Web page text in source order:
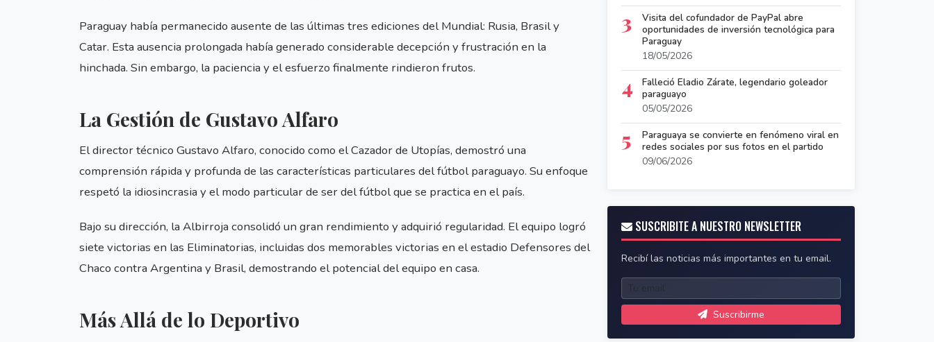
Paraguay había permanecido ausente de las últimas tres ediciones del Mundial: Rusia, Brasil y
Catar. Esta ausencia prolongada había generado considerable decepción y frustración en la
hinchada. Sin embargo, la paciencia y el esfuerzo finalmente rindieron frutos.
La Gestión de Gustavo Alfaro
El director técnico Gustavo Alfaro, conocido como el Cazador de Utopías, demostró una
comprensión rápida y profunda de las características particulares del fútbol paraguayo. Su enfoque
respetó la idiosincrasia y el modo particular de ser del fútbol que se practica en el país.
Bajo su dirección, la Albirroja consolidó un gran rendimiento y adquirió regularidad. El equipo logró
siete victorias en las Eliminatorias, incluidas dos memorables victorias en el estadio Defensores del
Chaco contra Argentina y Brasil, demostrando el potencial del equipo en casa.
Más Allá de lo Deportivo
3
Visita del cofundador de PayPal abre
oportunidades de inversión tecnológica para
Paraguay
18/05/2026
4
Falleció Eladio Zárate, legendario goleador
paraguayo
05/05/2026
5
Paraguaya se convierte en fenómeno viral en
redes sociales por sus fotos en el partido
09/06/2026
SUSCRIBITE A NUESTRO NEWSLETTER
Recibí las noticias más importantes en tu email.
Suscribirme